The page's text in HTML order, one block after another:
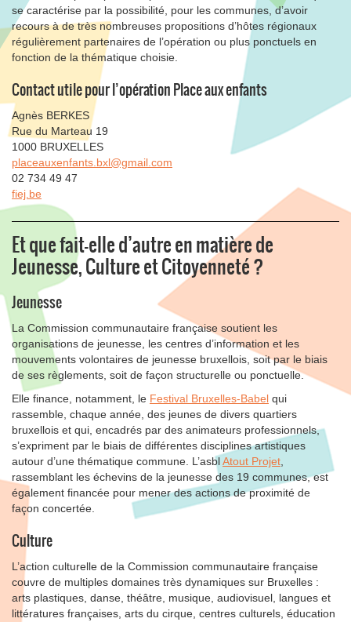
se caractérise par la possibilité, pour les communes, d’avoir
recours à de très nombreuses propositions d’hôtes régionaux
régulièrement partenaires de l’opération ou plus ponctuels en
fonction de la thématique choisie.
Contact utile pour l’opération Place aux enfants
Agnès BERKES
Rue du Marteau 19
1000 BRUXELLES
placeauxenfants.bxl@gmail.com
02 734 49 47
fiej.be
Et que fait-elle d’autre en matière de
Jeunesse, Culture et Citoyenneté ?
Jeunesse
La Commission communautaire française soutient les
organisations de jeunesse, les centres d’information et les
mouvements volontaires de jeunesse bruxellois, soit par le biais
de ses règlements, soit de façon structurelle ou ponctuelle.
Elle finance, notamment, le Festival Bruxelles-Babel qui
rassemble, chaque année, des jeunes de divers quartiers
bruxellois et qui, encadrés par des animateurs professionnels,
s’expriment par le biais de différentes disciplines artistiques
autour d’une thématique commune. L’asblAtout Projet
rassemblant les échevins de la jeunesse des 19 communes, est
également financée pour mener des actions de proximité de
façon concertée.
Culture
L’action culturelle de la Commission communautaire française
couvre de multiples domaines très dynamiques sur Bruxelles :
arts plastiques, danse, théâtre, musique, audiovisuel, langues et
littératures françaises, arts du cirque, centres culturels, éducation